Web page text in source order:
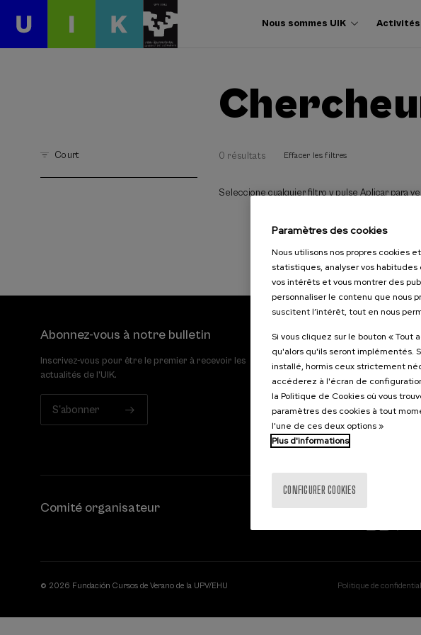
Nous sommes UIK Activités
Court 0 résultats Effacer les filtres
Seleccione cualquier filtro y pulse Aplicar para
Abonnez-vous à notre bulletin
Inscrivez-vous pour être le premier à recevoir les
actualités de l'UIK.
S'abonner
Contact
20007 Donostia /
Contactez-nous!
Comité organisateur
© 2026 Fundación Cursos de Verano de la UPV/EHU Politique de
Paramètres des cookies
Nous utilisons nos propres cookies
statistiques, analyser vos
vos intérêts et vous montrer des
personnaliser le contenu que nous
suscitent l’intérêt, tout en nous
Si vous cliquez sur le bouton «
qu'alors qu'ils seront implémentés.
installé, hormis ceux strictement
accéderez à l'écran de
la Politique de Cookies où vous
paramètres des cookies à tout
l'une de ces deux options »
Plus d'informations
CONFIGURER COOKIES